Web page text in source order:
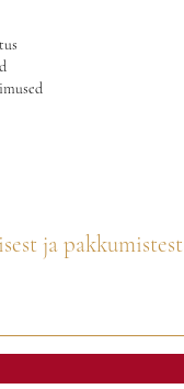
ja pakkumistest